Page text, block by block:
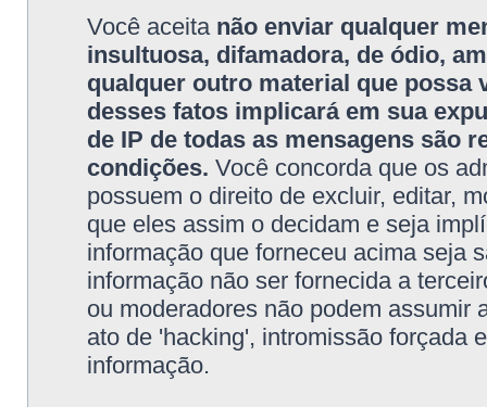
Você aceita não enviar qualquer
insultuosa, difamadora, de ódio,
qualquer outro material que possa
desses fatos implicará em sua
de IP de todas as mensagens são
condições. Você concorda que os
possuem o direito de excluir, editar,
que eles assim o decidam e seja
informação que forneceu acima seja
informação não ser fornecida a
ou moderadores não podem assumir
ato de 'hacking', intromissão forçada
informação.